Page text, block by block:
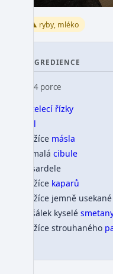
⚠️ ryby, mléko
INGREDIENCE
👥 4 porce
telecí řízky
sůl
1 lžíce másla
1 malá cibule
2 sardele
1 lžíce kaparů
1 lžíce jemně
1 šálek kyselé
3 lžíce strouhaného